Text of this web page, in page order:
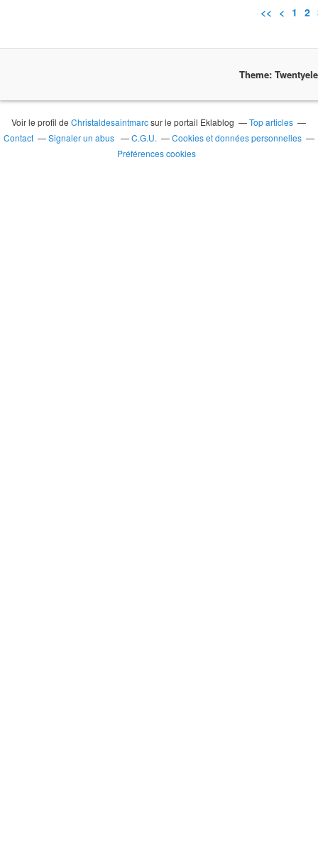
<< < 1 2
Theme:
Voir le profil deChristaldesaintmarcsur le portail Eklablog
Top articles
Contact
Signaler un abus C.G.U.
Cookies et données personnelles
Préférences cookies